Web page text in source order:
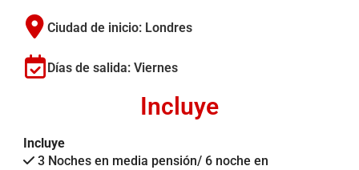
Ciudad de inicio: Londres
Días de salida: Viernes
Incluye
Incluye
3 Noches en media pensión/ 6 noche en